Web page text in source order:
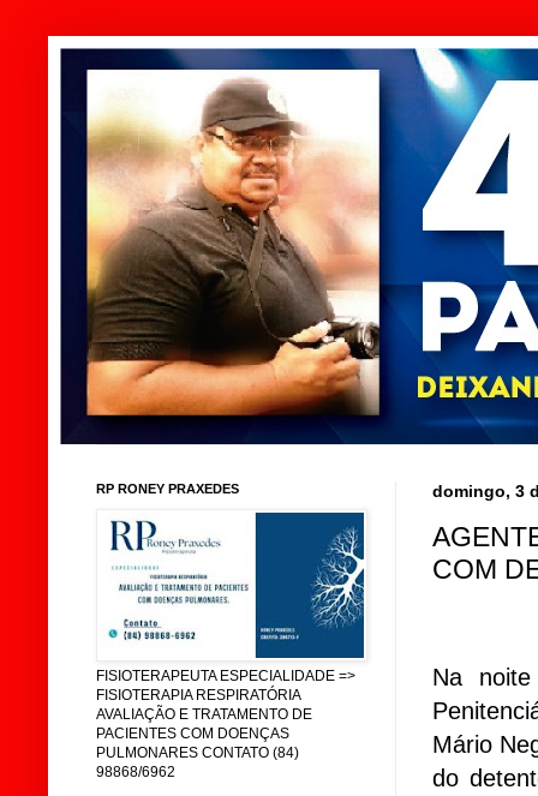
domingo, 3
COM
Na
Mário
do
RP RONEY PRAXEDES
FISIOTERAPEUTA ESPECIALIDADE =>
FISIOTERAPIA RESPIRATÓRIA
AVALIAÇÃO E TRATAMENTO DE
PACIENTES COM DOENÇAS
PULMONARES CONTATO (84)
98868/6962